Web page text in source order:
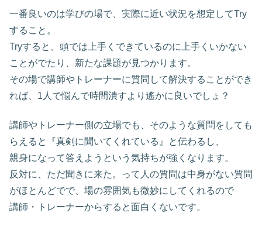
一番良いのは学びの場で、実際に近い状況を想定してTry
すること。
Tryすると、頭では上手くできているのに上手くいかない
ことがでたり、新たな課題が見つかります。
その場で講師やトレーナーに質問して解決することができ
れば、1人で悩んで時間潰すより遙かに良いでしょ？
講師やトレーナー側の立場でも、そのような質問をしても
らえると『真剣に聞いてくれている』と伝わるし、
親身になって答えようという気持ちが強くなります。
反対に、ただ聞きに来た。って人の質問は中身がない質問
がほとんどでで、場の雰囲気も微妙にしてくれるので
講師・トレーナーからすると面白くないです。